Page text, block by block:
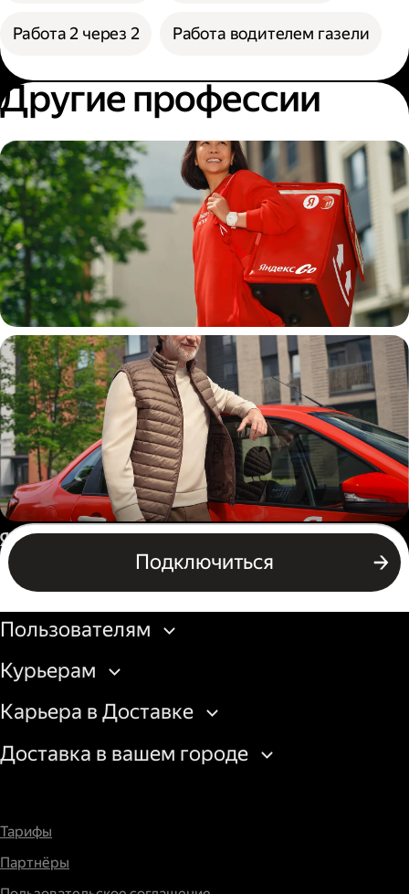
Работа 2 через 2 Работа водителем газели
Другие профессии
Пеший курьер
Автокурьер
Подключиться
Подключиться
Россия
Бизнесу
Пользователям
Курьерам
Карьера в Доставке
Доставка в вашем городе
Тарифы
Партнёры